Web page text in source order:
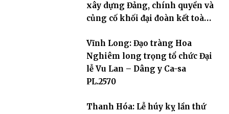
xây dựng Đảng, chính quyền và
củng cố khối đại đoàn kết toàn
Vĩnh Long: Đạo tràng Hoa
Nghiêm long trọng tổ chức Đại
lễ Vu Lan – Dâng y Ca-sa
PL.2570
Thanh Hóa: Lễ húy kỵ lần thứ